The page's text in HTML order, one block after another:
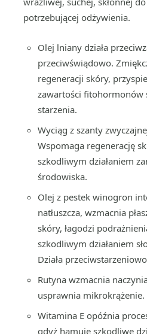
potrzebującej odżywienia.
Olej lniany działa
przeciwświądowo.
regeneracji skóry,
zawartości fitohormonów
starzenia.
Wyciąg z szanty
Wspomaga regenerację
szkodliwym działaniem
środowiska.
Olej z pestek winogron
natłuszcza, wzmacnia
skóry, łagodzi
szkodliwym działaniem
Działa
Rutyna wzmacnia
usprawnia mikrokrążenie.
Witamina E opóźnia
gdyż hamuje szkodliwe